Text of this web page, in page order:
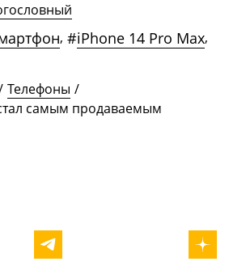
, #iPhone 14 Pro Max,
Телефоны /
самым продаваемым